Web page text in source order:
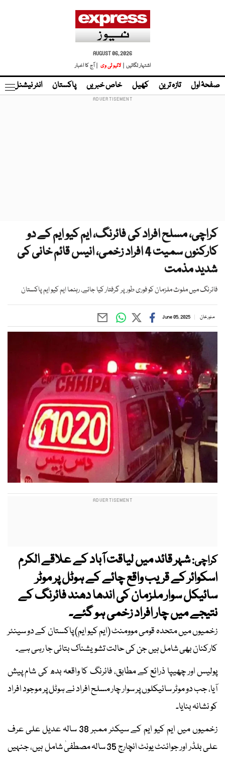
AUGUST 06, 2026
اشتہار لگائیں |
لائیو ٹی وی | آج کا اخبار
صفحۂ اول تازہ ترین کھیل خاص خبریں پاکستان انٹر نیشنل
کراچی، مسلح افراد کی فائرنگ، ایم کیو ایم کے دو
کارکنوں سمیت 4 افراد زخمی، انیس قائم خانی کی
شدید مذمت
فائرنگ میں ملوث ملزمان کو فوری طور پر گرفتار کیا جائے، رہنما ایم کیو ایم پاکستان
منور خان June 05, 2025
کراچی:شہر قائد میں لیاقت آباد کے علاقے الکرم
اسکوائر کے قریب واقع چائے کے ہوٹل پر موٹر
سائیکل سوار ملزمان کی اندھا دھند فائرنگ کے
نتیجے میں چار افراد زخمی ہو گئے۔
زخمیوں میں متحدہ قومی موومنٹ (ایم کیو ایم) پاکستان کے دو سینئر
کارکنان بھی شامل ہیں جن کی حالت تشویشناک بتائی جا رہی ہے۔
پولیس اور چھیپا ذرائع کے مطابق، فائرنگ کا واقعہ بدھ کی شام پیش
آیا، جب دو موٹر سائیکلوں پر سوار چار مسلح افراد نے ہوٹل پر موجود افراد
کو نشانہ بنایا۔
زخمیوں میں ایم کیو ایم کے سیکٹر ممبر 38 سالہ عدیل علی عرف
علی بلڈر اور جوائنٹ یونٹ انچارج 35 سالہ مصطفیٰ شامل ہیں، جنہیں